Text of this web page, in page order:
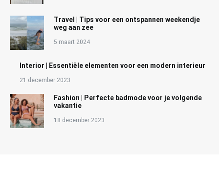
Travel | Tips voor een ontspannen weekendje
weg aan zee
5 maart 2024
Interior | Essentiële elementen voor een modern interieur
21 december 2023
Fashion | Perfecte badmode voor je volgende
vakantie
18 december 2023